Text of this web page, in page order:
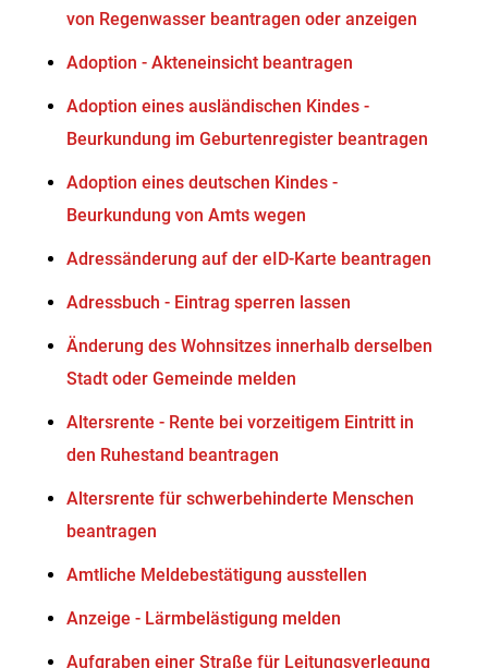
von Regenwasser beantragen oder anzeigen
Adoption - Akteneinsicht beantragen
Adoption eines ausländischen Kindes -
Beurkundung im Geburtenregister beantragen
Adoption eines deutschen Kindes -
Beurkundung von Amts wegen
Adressänderung auf der eID-Karte beantragen
Adressbuch - Eintrag sperren lassen
Änderung des Wohnsitzes innerhalb derselben
Stadt oder Gemeinde melden
Altersrente - Rente bei vorzeitigem Eintritt in
den Ruhestand beantragen
Altersrente für schwerbehinderte Menschen
beantragen
Amtliche Meldebestätigung ausstellen
Anzeige - Lärmbelästigung melden
Aufgraben einer Straße für Leitungsverlegung